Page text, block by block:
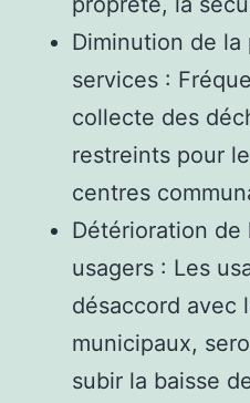
Diminution de
services :
collecte des
restreints pour
centres
Détérioration de
usagers : Les
désaccord avec
municipaux,
subir la baisse